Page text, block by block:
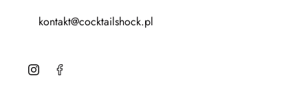
kontakt@cocktailshock.pl